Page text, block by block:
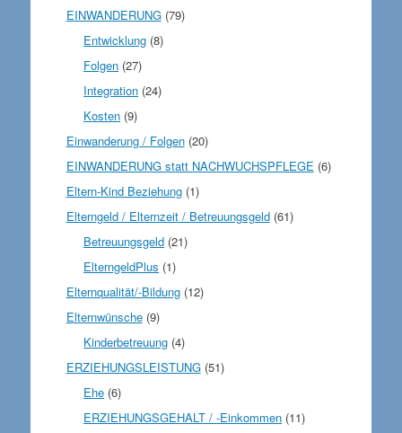
EINWANDERUNG(79)
Entwicklung (8)
Folgen (27)
Integration (24)
Kosten (9)
Einwanderung / Folgen(20)
EINWANDERUNG statt NACHWUCHSPFLEGE (6)
Eltern-Kind Beziehung(1)
Elterngeld / Elternzeit / Betreuungsgeld(61)
Betreuungsgeld (21)
ElterngeldPlus (1)
Elternqualität/-Bildung(12)
Elternwünsche(9)
Kinderbetreuung (4)
ERZIEHUNGSLEISTUNG(51)
Ehe (6)
ERZIEHUNGSGEHALT / -Einkommen (11)